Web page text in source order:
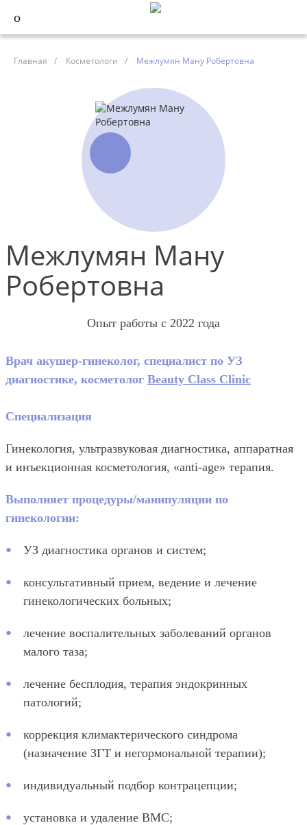
Главная / Косметологи / Межлумян Ману Робертовна
Межлумян Ману
Робертовна
Опыт работы с 2022 года
Врач акушер-гинеколог, специалист по УЗ
диагностике, косметолог Beauty Class Clinic
Специализация
Гинекология, ультразвуковая диагностика, аппаратная
и инъекционная косметология, «anti-age» терапия.
Выполняет процедуры/манипуляции по
гинекологии:
УЗ диагностика органов и систем;
консультативный прием, ведение и лечение
гинекологических больных;
лечение воспалительных заболеваний органов
малого таза;
лечение бесплодия, терапия эндокринных
патологий;
коррекция климактерического синдрома
(назначение ЗГТ и негормональной терапии);
индивидуальный подбор контрацепции;
установка и удаление ВМС;